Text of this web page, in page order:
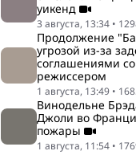
уикенд
3 августа, 13:34 •
Продолжение
угрозой из-за
соглашениями
режиссером
1 августа, 13:49 •
Винодельне
Джоли во
пожары
1 августа, 11:54 •